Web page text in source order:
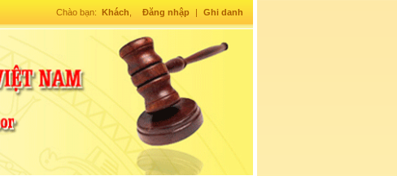
Chào bạn: Khách Đăng nhập | Ghi danh